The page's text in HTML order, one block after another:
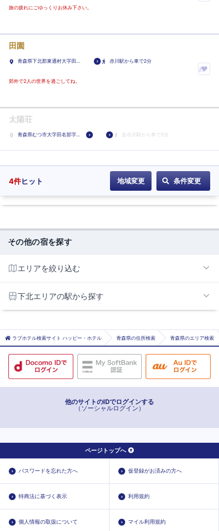
テ
ル
録
旅の疲れにごゆっくりお休み下さい。
田園
青森県下北郡東通村大字田屋
赤川駅から車で2分
お
登
録
郊外で2人の世界を過ごしてね。
太陽荘
青森県むつ市大字田名部字
金谷沢駅から車で5分
4件ヒット 地域変更 条件変更
その他の宿を探す
エリアを絞り込む
下北エリアの駅から探す
赤川
ラブホテル検索サイト ハッピー・ホテル 青森県の住所検索 青森県のエリア検索
他のサイトのIDでログインする
（ソーシャルログイン）
ページトップへ
パスワードを忘れた方へ 仮登録がお済みの方へ
特商法に基づく表示 利用規約
個人情報の取扱について マイル利用規約